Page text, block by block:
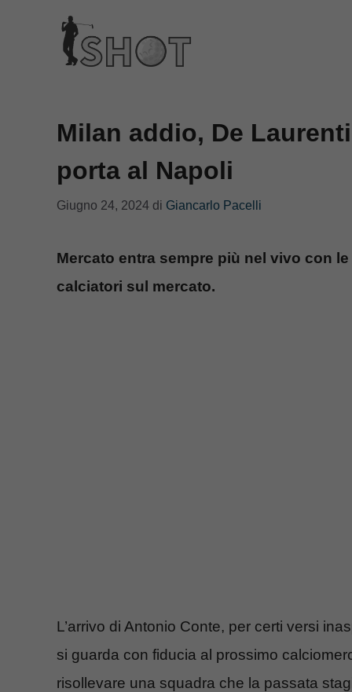
contenuto
Milan addio, De
porta al Napoli
Giugno 24, 2024 di Giancarlo Pacelli
Mercato entra sempre più nel vivo con
calciatori sul mercato.
L’arrivo di Antonio Conte, per certi versi
si guarda con fiducia al prossimo
risollevare una squadra che la passata